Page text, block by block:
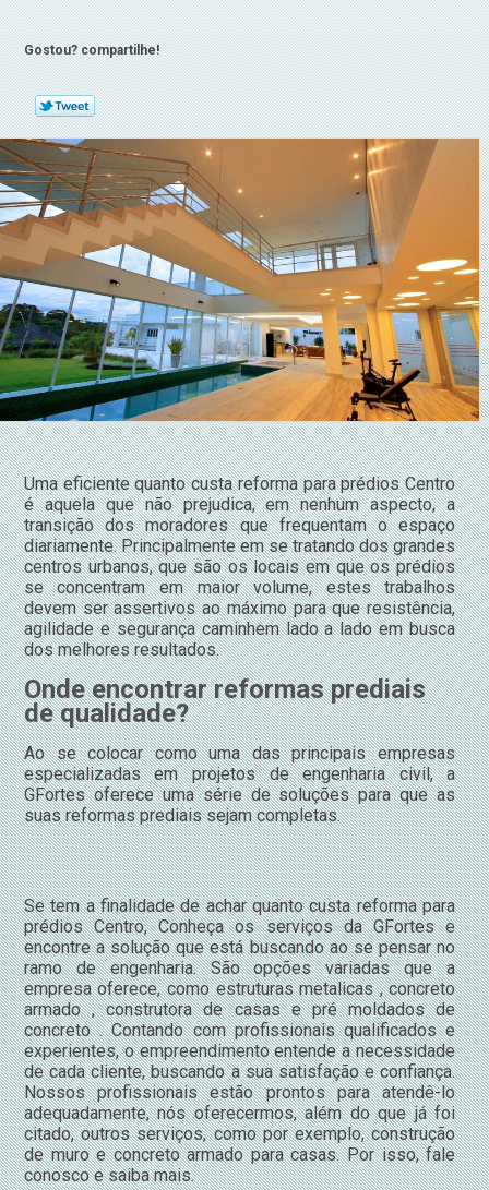
Gostou? compartilhe!
Uma eficiente quanto custa reforma para prédios Centro
é aquela que não prejudica, em nenhum aspecto, a
transição dos moradores que frequentam o espaço
diariamente. Principalmente em se tratando dos grandes
centros urbanos, que são os locais em que os prédios
se concentram em maior volume, estes trabalhos
devem ser assertivos ao máximo para que resistência,
agilidade e segurança caminhem lado a lado em busca
dos melhores resultados.
Onde encontrar reformas prediais
de qualidade?
Ao se colocar como uma das principais empresas
especializadas em projetos de engenharia civil, a
GFortes oferece uma série de soluções para que as
suas reformas prediais sejam completas.
Se tem a finalidade de achar quanto custa reforma para
prédios Centro, Conheça os serviços da GFortes e
encontre a solução que está buscando ao se pensar no
ramo de engenharia. São opções variadas que a
empresa oferece, como estruturas metalicas , concreto
armado , construtora de casas e pré moldados de
concreto . Contando com profissionais qualificados e
experientes, o empreendimento entende a necessidade
de cada cliente, buscando a sua satisfação e confiança.
Nossos profissionais estão prontos para atendê-lo
adequadamente, nós oferecermos, além do que já foi
citado, outros serviços, como por exemplo, construção
de muro e concreto armado para casas. Por isso, fale
conosco e saiba mais.